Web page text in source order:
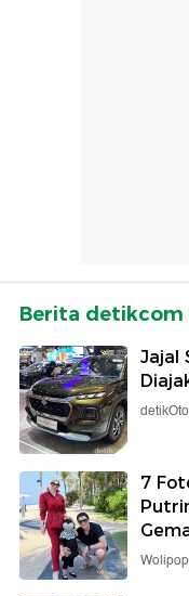
Berita detikcom
Jajal
detikOto
7
Wolipop